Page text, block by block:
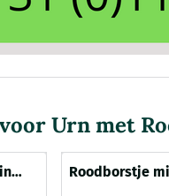
Urn met
Roodborstje